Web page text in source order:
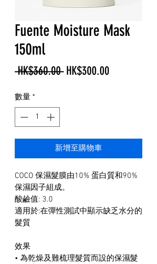
Fuente Moisture Mask
150ml
HK$360.00 一
HK$300.00
數量 *
新增至購物車
COCO 保濕髮膜由10% 蛋白質和90%
保濕因子組成。
酸鹼值: 3.0
適用於:在彈性測試中顯示缺乏水分的
髮質
效果
• 為乾燥及難梳理髮質而設的保濕髮